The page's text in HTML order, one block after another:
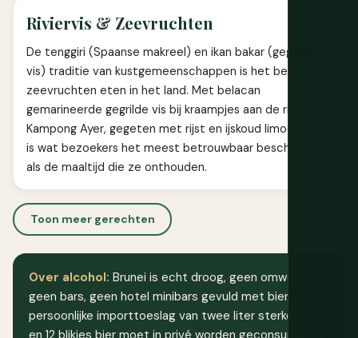
Riviervis & Zeevruchten
De tenggiri (Spaanse makreel) en ikan bakar (gegrilde
vis) traditie van kustgemeenschappen is het beste
zeevruchten eten in het land. Met belacan
gemarineerde gegrilde vis bij kraampjes aan de rivier bij
Kampong Ayer, gegeten met rijst en ijskoud limoensap,
is wat bezoekers het meest betrouwbaar beschrijven
als de maaltijd die ze onthouden.
Toon meer gerechten
Over alcohol: Brunei is echt droog, geen omwegen,
geen bars, geen hotel minibars gevuld met bier. Je
persoonlijke importtoeslag van twee liter sterke drank
en 12 blikjes bier moet in privé worden geconsumeerd.